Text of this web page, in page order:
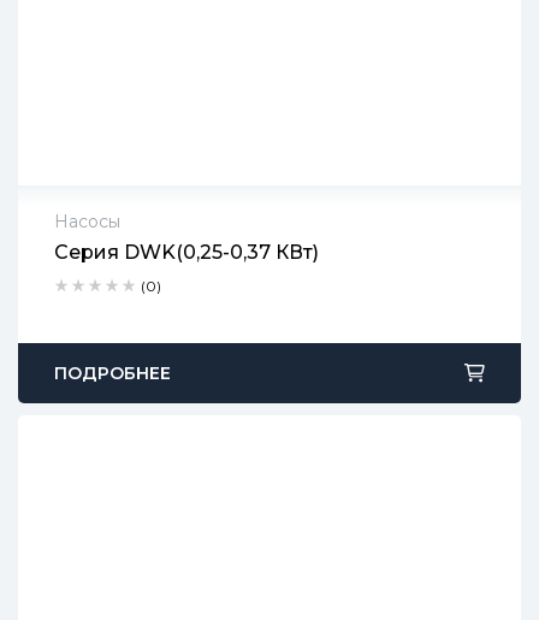
Насосы
Серия DWK(0,25-0,37 КВт)
(0)
2 года гарантии
Срок доставки: 1-2 рабочих дня
ПОДРОБНЕЕ